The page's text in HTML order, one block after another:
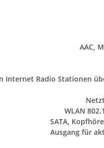
AAC,
Internet Radio Stationen
WLAN
SATA,
Ausgang für